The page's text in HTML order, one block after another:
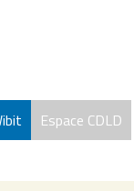
Espace CDLD